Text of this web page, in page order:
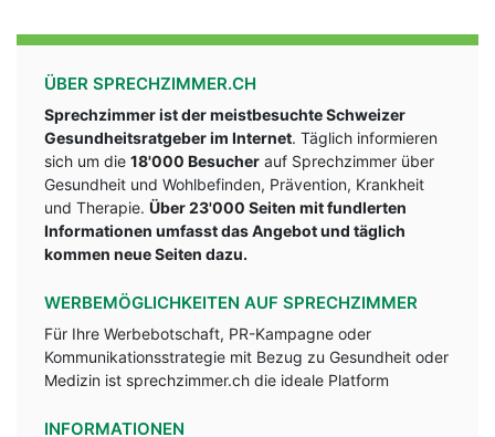
ÜBER SPRECHZIMMER.CH
Sprechzimmer ist der meistbesuchte Schweizer
Gesundheitsratgeber im Internet. Täglich informieren
sich um die 18'000 Besucher auf Sprechzimmer über
Gesundheit und Wohlbefinden, Prävention, Krankheit
und Therapie. Über 23'000 Seiten mit fundlerten
Informationen umfasst das Angebot und täglich
kommen neue Seiten dazu.
WERBEMÖGLICHKEITEN AUF SPRECHZIMMER
Für Ihre Werbebotschaft, PR-Kampagne oder
Kommunikationsstrategie mit Bezug zu Gesundheit oder
Medizin ist sprechzimmer.ch die ideale Platform
INFORMATIONEN